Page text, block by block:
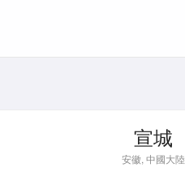
宣城
安徽, 中國大陸